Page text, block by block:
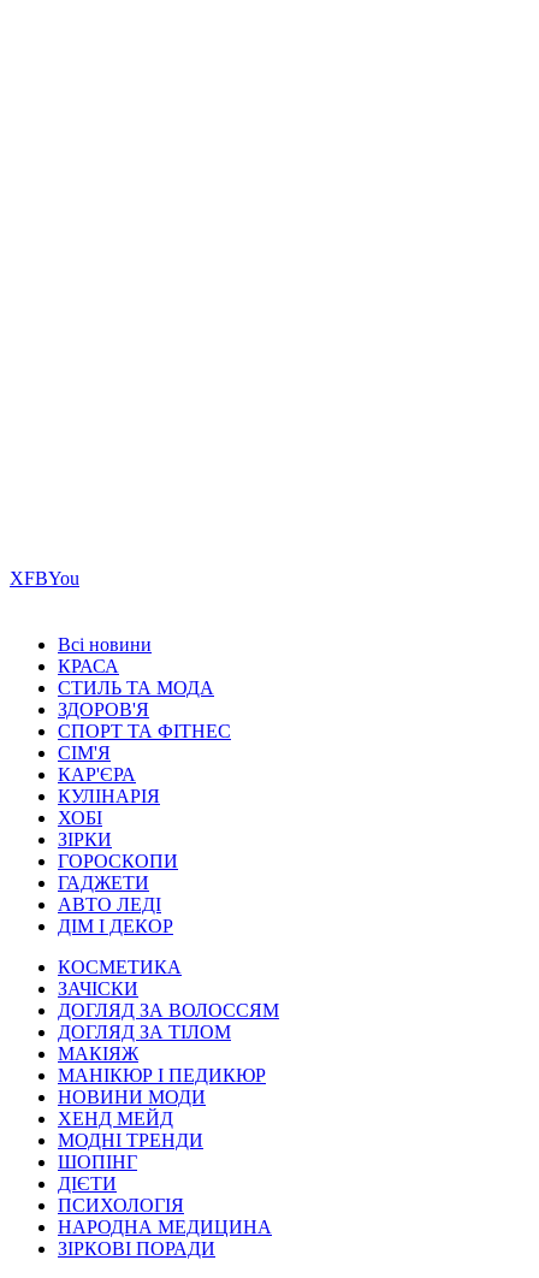
ХFBYou
Всі новини
КРАСА
СТИЛЬ ТА МОДА
ЗДОРОВ'Я
СПОРТ ТА ФІТНЕС
СІМ'Я
КАР'ЄРА
КУЛІНАРІЯ
ХОБІ
ЗІРКИ
ГОРОСКОПИ
ГАДЖЕТИ
АВТО ЛЕДІ
ДІМ І ДЕКОР
КОСМЕТИКА
ЗАЧІСКИ
ДОГЛЯД ЗА ВОЛОССЯМ
ДОГЛЯД ЗА ТІЛОМ
МАКІЯЖ
МАНІКЮР І ПЕДИКЮР
НОВИНИ МОДИ
ХЕНД МЕЙД
МОДНІ ТРЕНДИ
ШОПІНГ
ДІЄТИ
ПСИХОЛОГІЯ
НАРОДНА МЕДИЦИНА
ЗІРКОВІ ПОРАДИ